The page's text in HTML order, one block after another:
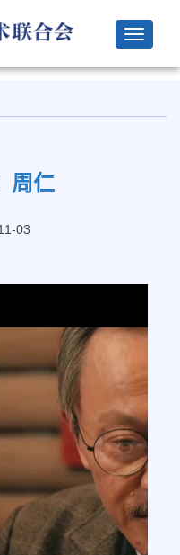
Toggle
周仁
03